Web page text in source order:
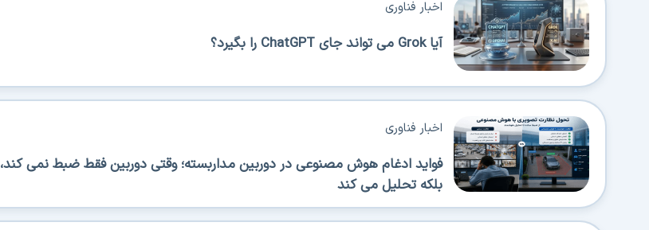
آیا Grok می تواند جای ChatGPT را بگیرد؟
اخبار فناوری
فواید ادغام هوش مصنوعی در دوربین مداربسته؛ وقتی دوربین فقط ضبط نمی کند،
بلکه تحلیل می کند
اخبار فناوری